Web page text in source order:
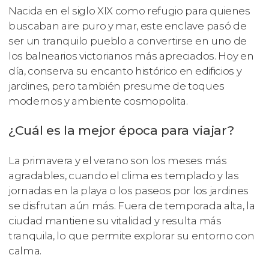
Nacida en el siglo XIX como refugio para quienes
buscaban aire puro y mar, este enclave pasó de
ser un tranquilo pueblo a convertirse en uno de
los balnearios victorianos más apreciados. Hoy en
día, conserva su encanto histórico en edificios y
jardines, pero también presume de toques
modernos y ambiente cosmopolita.
¿Cuál es la mejor época para viajar?
La primavera y el verano son los meses más
agradables, cuando el clima es templado y las
jornadas en la playa o los paseos por los jardines
se disfrutan aún más. Fuera de temporada alta, la
ciudad mantiene su vitalidad y resulta más
tranquila, lo que permite explorar su entorno con
calma.